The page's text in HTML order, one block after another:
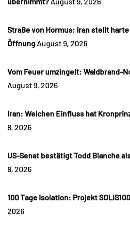
Straße von Hormus: Iran stellt
Öffnung August 9, 2026
Vom Feuer umzingelt: Waldbrand-
August 9, 2026
Iran: Welchen Einfluss hat
8, 2026
US-Senat bestätigt Todd Blanche
8, 2026
100 Tage Isolation: Projekt
2026